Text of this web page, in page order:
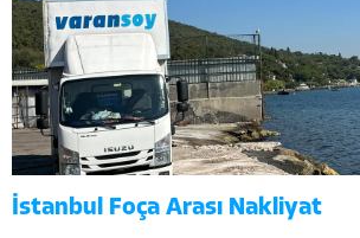
İstanbul Foça Arası Nakliyat